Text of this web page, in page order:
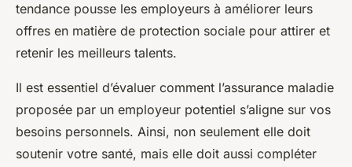
tendance pousse les employeurs à améliorer leurs
offres en matière de protection sociale pour attirer et
retenir les meilleurs talents.
Il est essentiel d’évaluer comment l’assurance maladie
proposée par un employeur potentiel s’aligne sur vos
besoins personnels. Ainsi, non seulement elle doit
soutenir votre santé, mais elle doit aussi compléter